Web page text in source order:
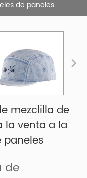
de paneles
mezclilla de
la venta a la
de